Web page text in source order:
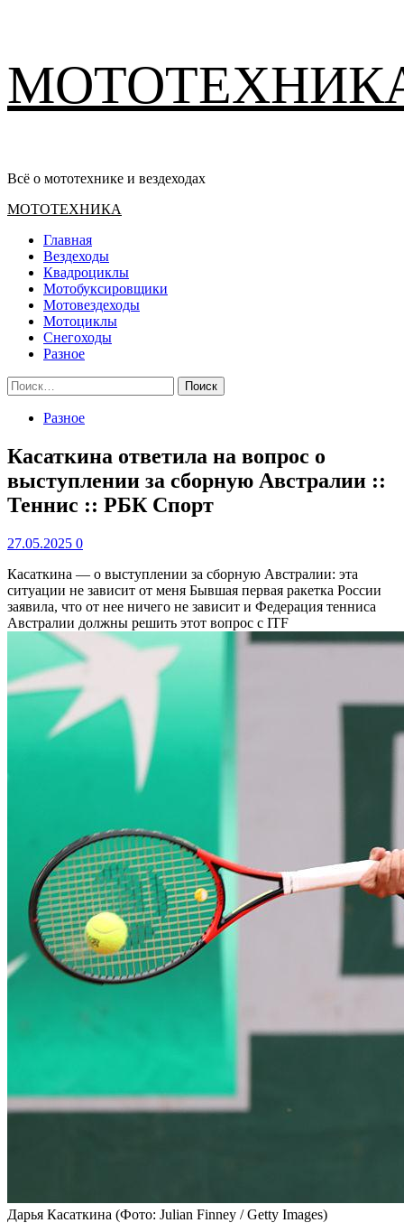
содержимому
Всё о мототехнике и вездеходах
Основное
МОТОТЕХНИКА
Главная
Вездеходы
Квадроциклы
Мотобуксировщики
Мотовездеходы
Мотоциклы
Снегоходы
Разное
Найти:
Разное
Касаткина ответила на вопрос о
выступлении за сборную Австралии ::
Теннис :: РБК Спорт
27.05.2025 0
Касаткина — о выступлении за сборную Австралии: эта
ситуации не зависит от меня Бывшая первая ракетка России
заявила, что от нее ничего не зависит и Федерация тенниса
Австралии должны решить этот вопрос с ITF
Дарья Касаткина (Фото: Julian Finney / Getty Images)